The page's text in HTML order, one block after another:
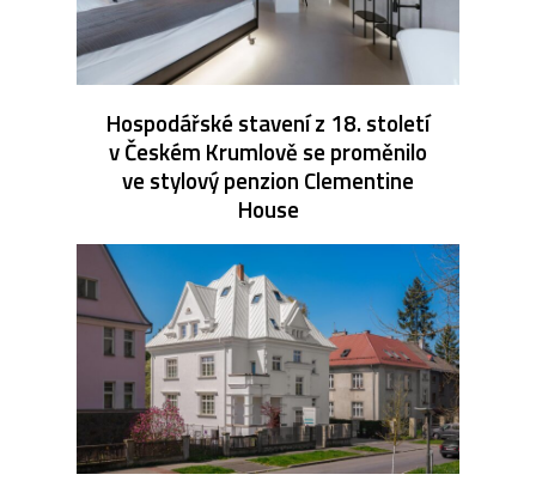
Hospodářské stavení z 18. století
v Českém Krumlově se proměnilo
ve stylový penzion Clementine
House